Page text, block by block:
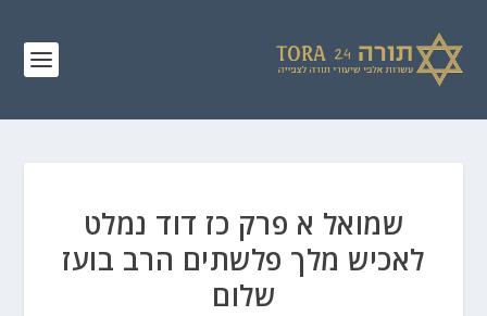
שמואל א פרק כז דוד נמלט
לאכיש מלך פלשתים הרב בועז
שלום